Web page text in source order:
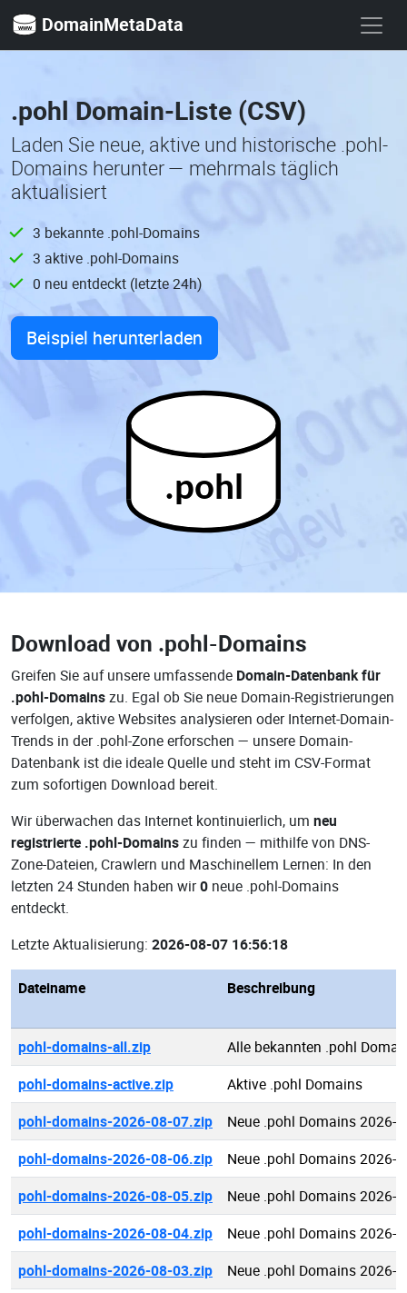
DomainMetaData
.pohl Domain-Liste (CSV)
Laden Sie neue, aktive und historische .pohl-
Domains herunter — mehrmals täglich
aktualisiert
3 bekannte .pohl-Domains
3 aktive .pohl-Domains
0 neu entdeckt (letzte 24h)
Beispiel herunterladen
.pohl
Download von .pohl-Domains
Greifen Sie auf unsere umfassende Domain-Datenbank für
.pohl-Domainszu. Egal ob Sie neue Domain-Registrierungen
verfolgen, aktive Websites analysieren oder Internet-Domain-
Trends in der .pohl-Zone erforschen — unsere Domain-
Datenbank ist die ideale Quelle und steht im CSV-Format
zum sofortigen Download bereit.
Wir überwachen das Internet kontinuierlich, um neu
registrierte .pohl-Domainszu finden — mithilfe von DNS-
Zone-Dateien, Crawlern und Maschinellem Lernen: In den
letzten 24 Stunden haben wir0 neue .pohl-Domains
entdeckt.
Letzte Aktualisierung: 2026-08-07 16:56:18
Dateiname Beschreibung
pohl-domains-all.zip
Alle bekannten .pohl
pohl-domains-active.zip
Aktive .pohl Domains
pohl-domains-2026-08-07.zip
Neue .pohl Domains 2026-
pohl-domains-2026-08-06.zip
Neue .pohl Domains 2026-
pohl-domains-2026-08-05.zip
Neue .pohl Domains 2026-
pohl-domains-2026-08-04.zip
Neue .pohl Domains 2026-
pohl-domains-2026-08-03.zip
Neue .pohl Domains 2026-